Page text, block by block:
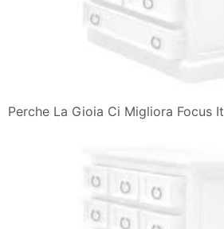
Perche La Gioia Ci Migliora Focus It